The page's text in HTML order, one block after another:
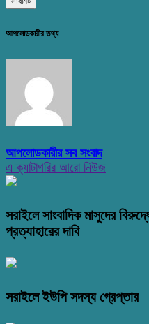
আপলোডকারীর তথ্য
আপলোডকারীর সব সংবাদ
এ ক্যাটাগরির আরো নিউজ
সরাইলে সাংবাদিক মাসুদের
প্রত্যাহারের দাবি
সরাইলে ইউপি সদস্য গ্রেপ্তার